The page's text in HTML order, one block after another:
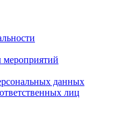
мероприятий
данных
лиц